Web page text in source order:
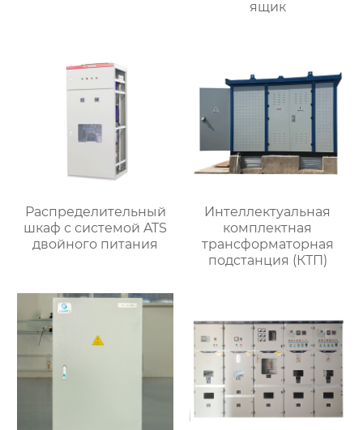
ящик
Распределительный
шкаф с системой ATS
двойного питания
Интеллектуальная
комплектная
трансформаторная
подстанция (КТП)